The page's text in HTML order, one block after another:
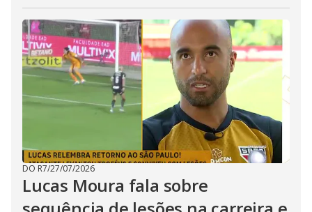
DO R7/27/07/2026
Lucas Moura fala sobre